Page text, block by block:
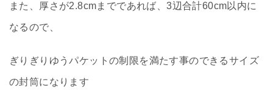
また、厚さが2.8cmまでであれば、3辺合計60cm以内に
なるので、
ぎりぎりゆうパケットの制限を満たす事のできるサイズ
の封筒になります